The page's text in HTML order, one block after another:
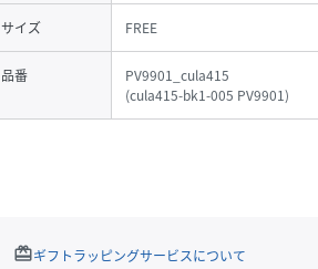
サイズ FREE
品番
PV9901_cula415
(cula415-bk1-005 PV9901)
redeemギフトラッピングサービスについて